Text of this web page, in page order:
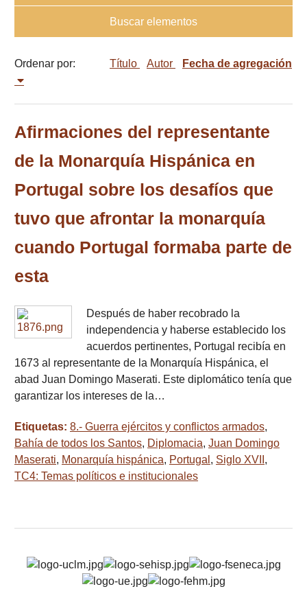
Buscar elementos
Ordenar por: Título Autor Fecha de agregación
Afirmaciones del representante
de la Monarquía Hispánica en
Portugal sobre los desafíos que
tuvo que afrontar la monarquía
cuando Portugal formaba parte de
esta
Después de haber recobrado la
independencia y haberse establecido los
acuerdos pertinentes, Portugal recibía en
1673 al representante de la Monarquía Hispánica, el
abad Juan Domingo Maserati. Este diplomático tenía que
garantizar los intereses de la…
Etiquetas: 8.- Guerra ejércitos y conflictos armados,
Bahía de todos los Santos, Diplomacia, Juan Domingo
Maserati, Monarquía hispánica, Portugal , Siglo XVII ,
TC4: Temas políticos e institucionales